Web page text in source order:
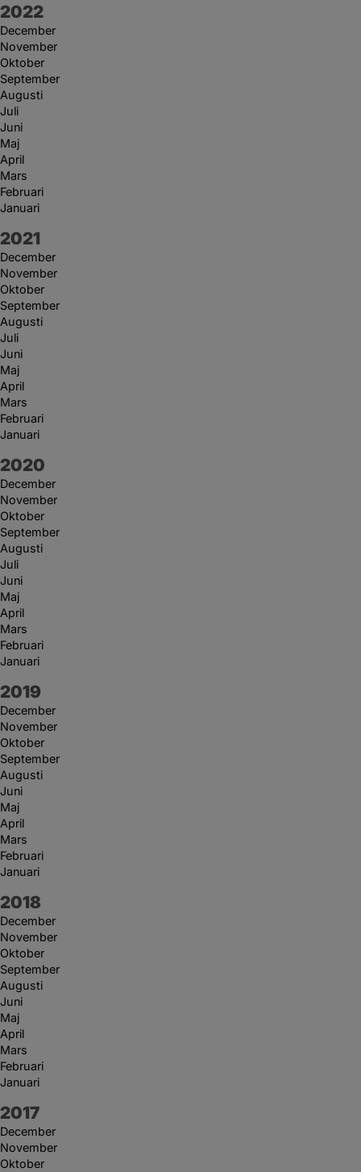
År:
2022
December
November
Oktober
September
Augusti
Juli
Juni
Maj
April
Mars
Februari
Januari
År:
2021
December
November
Oktober
September
Augusti
Juli
Juni
Maj
April
Mars
Februari
Januari
År:
2020
December
November
Oktober
September
Augusti
Juli
Juni
Maj
April
Mars
Februari
Januari
År:
2019
December
November
Oktober
September
Augusti
Juni
Maj
April
Mars
Februari
Januari
År:
2018
December
November
Oktober
September
Augusti
Juni
Maj
April
Mars
Februari
Januari
År:
2017
December
November
Oktober